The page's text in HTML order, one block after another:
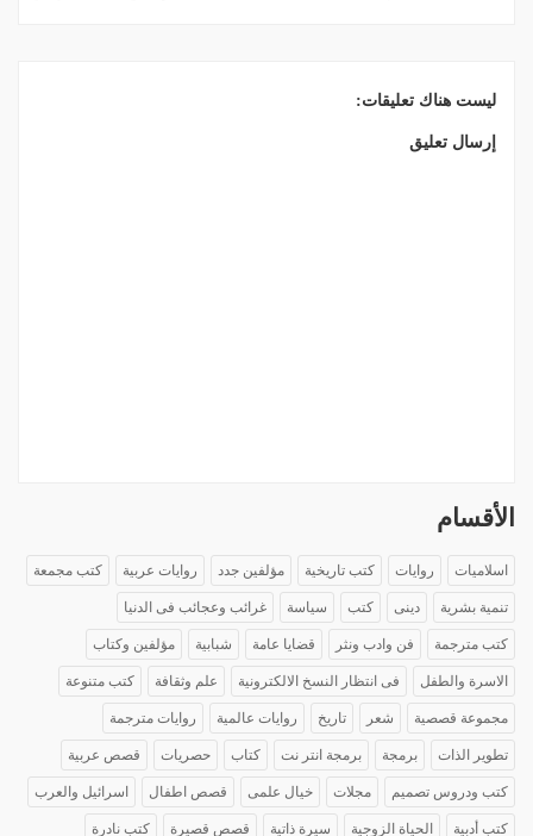
ليست هناك تعليقات:
إرسال تعليق
الأقسام
اسلاميات روايات كتب تاريخية مؤلفين جدد روايات عربية كتب مجمعة
تنمية بشرية دينى كتب سياسة غرائب وعجائب فى الدنيا
كتب مترجمة فن وادب ونثر قضايا عامة شبابية مؤلفين وكتاب
الاسرة والطفل فى انتظار النسخ الالكترونية علم وثقافة كتب متنوعة
مجموعة قصصية شعر تاريخ روايات عالمية روايات مترجمة
تطوير الذات برمجة برمجة انتر نت كتاب حصريات قصص عربية
كتب ودروس تصميم مجلات خيال علمى قصص اطفال اسرائيل والعرب
كتب أدبية الحياة الزوجية سيرة ذاتية قصص قصيرة كتب نادرة